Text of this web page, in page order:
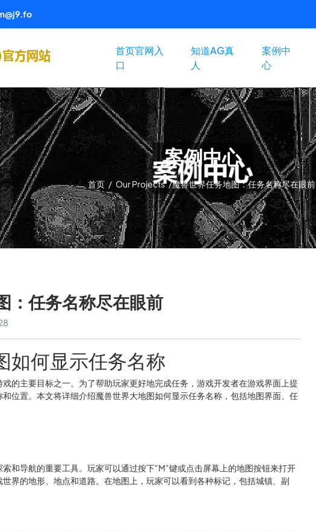
首页官网入
口
知道AG真
人
案例中
心
案例中心
首页 / Our Projects /魔兽世界任务地图：任务名称尽在眼前
：任务名称尽在眼前
如何显示任务名称
的主要目标之一。为了帮助玩家更好地完成任务，游戏开发者在游戏界面上提
位置。本文将详细介绍魔兽世界大地图如何显示任务名称，包括地图界面、任
和导航的重要工具。玩家可以通过按下"M"键或点击屏幕上的地图按钮来打开
界的地形、地点和道路。在地图上，玩家可以看到各种标记，包括城镇、副